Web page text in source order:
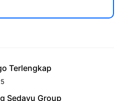
Terlengkap
Sedayu Group